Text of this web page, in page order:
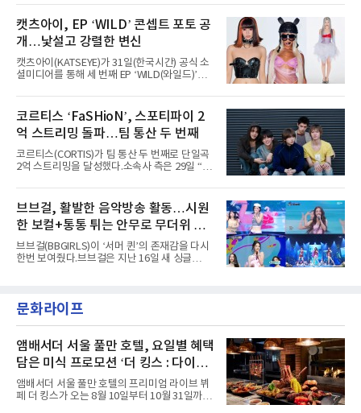
코르티스 등 K팝 스타들이 출연진 명단에 이름
을 올렸다.이날 에스파는
AxMxP는 데뷔 전부터 버스킹과 각종 페스티벌,
공연 무대에 오르며 실전 경험을 쌓아왔다.이들
은 소속사 패밀리 콘서트를 비롯해 '뷰티풀 민트
라이프 2025', '2025 부산국제록페스티벌' 등 대
형 무대에 잇달아 출연해 당찬 에너지와 풋풋한
매력으로 음악팬들의 눈도장을 찍었다.이후
AxMxP는 '카운트다운 판타지 2025-2026',
정적인 실력을 입증했고, 올해 '2026 어썸뮤직
페스티벌', '뷰티풀 민트 라이프 2026', '2026
캣츠아이, EP ‘WILD’ 콘셉트 포토 공
개…낯설고 강렬한 변신
캣츠아이(KATSEYE)가 31일(한국시간) 공식 소
셜미디어를 통해 세 번째 EP ‘WILD(와일드)’의
heart(와일드 하트)’라는 제목이 붙은 콘셉트 포
토에는 멤버들의 본능적이고 야성적인 면모가
강렬하게 담겼다. 짙은 아이섀도와 푸른빛·금빛·
붉은빛의 컬러 렌즈가 비현실적인 분위기를 자
아내고, 여러 원색이 불규칙하게 뒤섞인 멀티컬
러 헤어와 과감한 블루·블랙 립 메이크업이 낯설
고도 매혹적인 비주얼을 완성했다.스타일링 역
엣을 거침없이 결합했다. 멤버들은 각기 다른 개
성을 살린 스타일링을 선
코르티스 ‘FaSHioN’, 스포티파이 2
억 스트리밍 돌파…팀 통산 두 번째
코르티스(CORTIS)가 팀 통산 두 번째로 단일곡
2억 스트리밍을 달성했다.소속사 측은 29일 “코
벌 오디오·음원 스트리밍 플랫폼 스포티파이에
서 27일 자로 누적 재생 수 2억 회를 돌파했
다”고 밝혔다.곡이 발표된 지 약 10개월 만이다.
팀의 첫 번째 2억 스트리밍 곡은 동일 음반에 수
록된 ‘GO!’다. 이 노래는 공개 약 9개월 만인 지
난달 26일 자에 2억 고지를 밟았다. 이는 최근 5
년 내 데뷔한 보이그룹의 곡 중 최단기 2억 달성
했다. “내 티, 5 bucks 바지는, 만원” 등 멤버들
의 라이프 스타일
브브걸, 활발한 음악방송 활동…시원
한 보컬+통통 튀는 안무로 무더위 사
냥
브브걸(BBGIRLS)이 ‘서머 퀸’의 존재감을 다시
한번 보여줬다.브브걸은 지난 16일 새 싱글
MBC '쇼! 음악중심', SBS '인기가요' 등 주요 음
악방송 무대에 올라 화려한 퍼포먼스를 펼쳤다.
력을 앞세워 매 무대 색다른 볼거리를 선사했다.
특히 화사한 파스텔 톤의 비치웨어부터 청량한
마린룩, 햇살 아래 반짝이는 물결을 연상시키는
스커트, 강렬한 붉은 계열의 스타일링까지 각기
다른 매력을 선보였다. 브브걸은 다채로운 여름
패션을 완벽하게 소화하며 보
문화라이프
앰배서더 서울 풀만 호텔, 요일별 혜택
담은 미식 프로모션 ‘더 킹스 : 다이닝
프리빌리지즈’ 선봬
앰배서더 서울 풀만 호텔의 프리미엄 라이브 뷔
페 더 킹스가 오는 8월 10일부터 10월 31일까지